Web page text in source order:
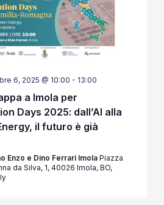
6, 2025 @ 10:00 - 13:00
a Imola per
Days 2025: dall’AI alla
il futuro è già
Enzo e Dino Ferrari Imola Piazza
da Silva, 1, 40026 Imola, BO,